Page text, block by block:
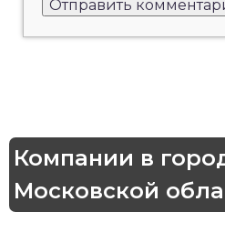
Компании в
Московской